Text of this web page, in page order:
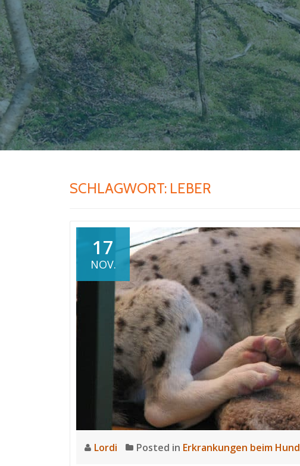
SCHLAGWORT: LEBER
17
NOV.
Lordi Posted in Erkrankungen beim Hund